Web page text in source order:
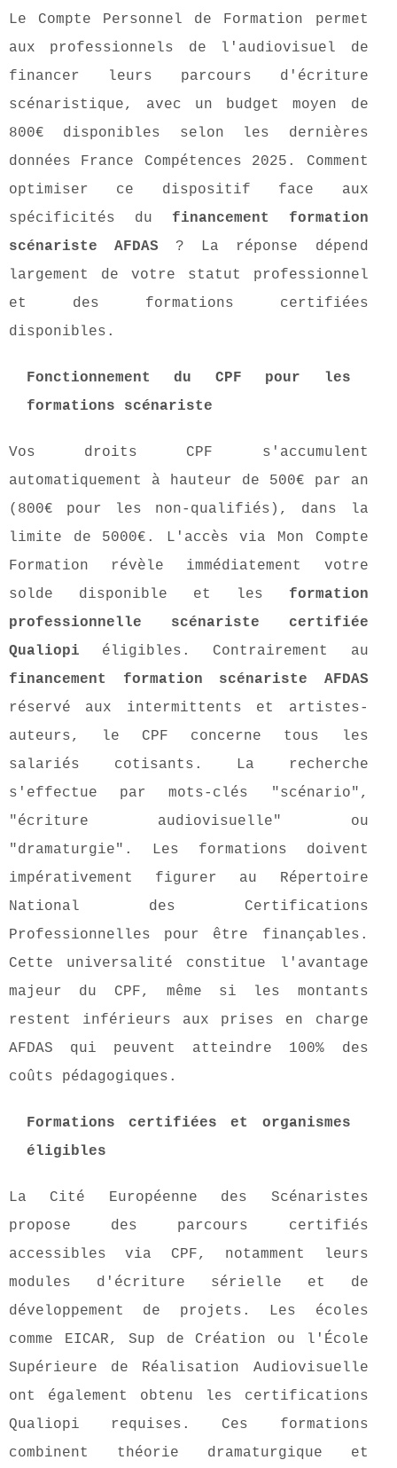
Le Compte Personnel de Formation permet
aux professionnels de l'audiovisuel de
financer leurs parcours d'écriture
scénaristique, avec un budget moyen de
800€ disponibles selon les dernières
données France Compétences 2025. Comment
optimiser ce dispositif face aux
spécificités du financement formation
scénariste AFDAS ? La réponse dépend
largement de votre statut professionnel
et des formations certifiées
disponibles.
Fonctionnement du CPF pour les
formations scénariste
Vos droits CPF s'accumulent
automatiquement à hauteur de 500€ par an
(800€ pour les non-qualifiés), dans la
limite de 5000€. L'accès via Mon Compte
Formation révèle immédiatement votre
solde disponible et les formation
professionnelle scénariste certifiée
Qualiopi éligibles. Contrairement au
financement formation scénariste AFDAS
réservé aux intermittents et artistes-
auteurs, le CPF concerne tous les
salariés cotisants. La recherche
s'effectue par mots-clés "scénario",
"écriture audiovisuelle" ou
"dramaturgie". Les formations doivent
impérativement figurer au Répertoire
National des Certifications
Professionnelles pour être finançables.
Cette universalité constitue l'avantage
majeur du CPF, même si les montants
restent inférieurs aux prises en charge
AFDAS qui peuvent atteindre 100% des
coûts pédagogiques.
Formations certifiées et organismes
éligibles
La Cité Européenne des Scénaristes
propose des parcours certifiés
accessibles via CPF, notamment leurs
modules d'écriture sérielle et de
développement de projets. Les écoles
comme EICAR, Sup de Création ou l'École
Supérieure de Réalisation Audiovisuelle
ont également obtenu les certifications
Qualiopi requises. Ces formations
combinent théorie dramaturgique et